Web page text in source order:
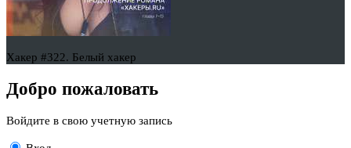
Хакер #322. Белый хакер
Добро пожаловать
Войдите в свою учетную запись